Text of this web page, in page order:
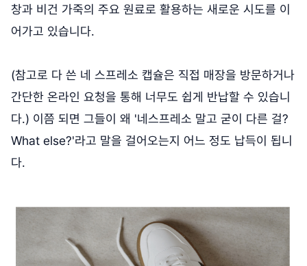
창과 비건 가죽의 주요 원료로 활용하는 새로운 시도를 이
어가고 있습니다.
(참고로 다 쓴 네 스프레소 캡슐은 직접 매장을 방문하거나
간단한 온라인 요청을 통해 너무도 쉽게 반납할 수 있습니
다.) 이쯤 되면 그들이 왜 '네스프레소 말고 굳이 다른 걸?
What else?'라고 말을 걸어오는지 어느 정도 납득이 됩니
다.